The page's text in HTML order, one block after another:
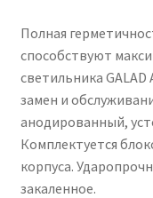
Полная
способствуют
светильника
замен и
анодированный,
Комплектуется
корпуса.
закаленное.